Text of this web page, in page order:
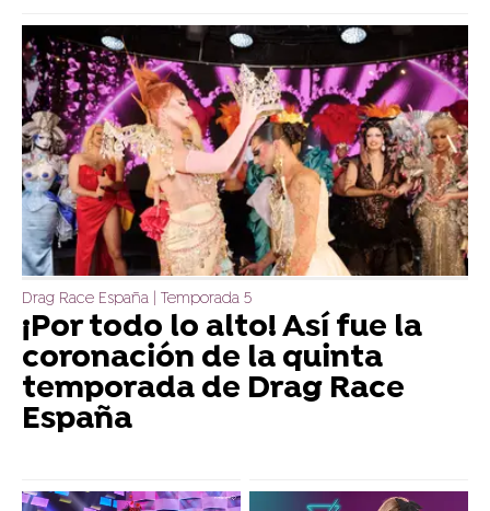
Drag Race España | Temporada 5
¡Por todo lo alto! Así fue la
coronación de la quinta
temporada de Drag Race
España